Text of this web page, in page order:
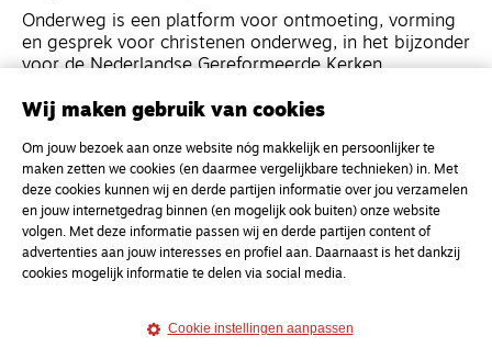
Onderweg is een platform voor ontmoeting, vorming
en gesprek voor christenen onderweg, in het bijzonder
voor de Nederlandse Gereformeerde Kerken.
Magazine
Onderweg
Kvk-nummer 33277063
NL46 INGB 0117 5827 86
info@onderwegonline.nl
Wij maken gebruik van cookies
Om jouw bezoek aan onze website nóg makkelijk en persoonlijker te
maken zetten we cookies (en daarmee vergelijkbare technieken) in. Met
deze cookies kunnen wij en derde partijen informatie over jou verzamelen
en jouw internetgedrag binnen (en mogelijk ook buiten) onze website
volgen. Met deze informatie passen wij en derde partijen content of
advertenties aan jouw interesses en profiel aan. Daarnaast is het dankzij
cookies mogelijk informatie te delen via social media.
Cookie instellingen aanpassen